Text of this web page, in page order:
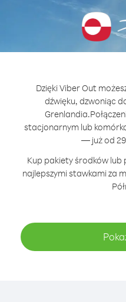
Dzięki Viber Out
dźwięku, dzwoniąc
Grenlandia.
stacjonarnym lub
— już od
Kup pakiety środków lub
najlepszymi stawkami za